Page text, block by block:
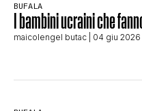
BUFALA
I bambini ucraini che
maicolengel butac | 04 giu 2026